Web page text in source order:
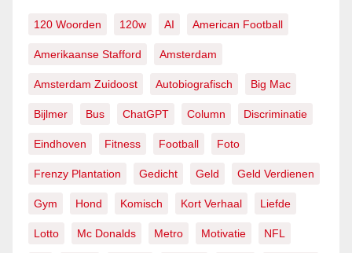
120 Woorden 120w AI American Football
Amerikaanse Stafford Amsterdam
Amsterdam Zuidoost Autobiografisch Big Mac
Bijlmer Bus ChatGPT Column Discriminatie
Eindhoven Fitness Football Foto
Frenzy Plantation Gedicht Geld Geld Verdienen
Gym Hond Komisch Kort Verhaal Liefde
Lotto Mc Donalds Metro Motivatie NFL